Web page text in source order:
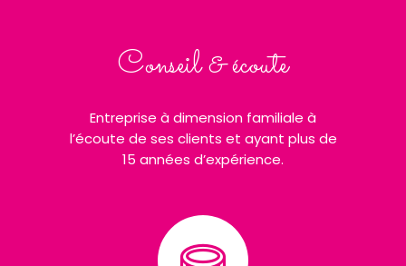
Conseil & écoute
Entreprise à dimension familiale à
l’écoute de ses clients et ayant plus de
15 années d’expérience.